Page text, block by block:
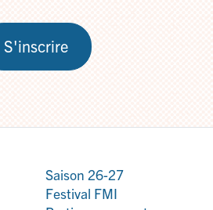
S'inscrire
Saison 26-27
Festival FMI